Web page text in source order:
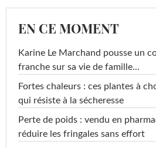
EN CE MOMENT
Karine Le Marchand pousse un
franche sur sa vie de famille...
Fortes chaleurs : ces plantes à
qui résiste à la sécheresse
Perte de poids : vendu en
réduire les fringales sans effort